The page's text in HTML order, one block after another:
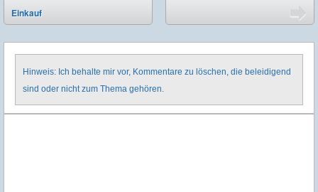
⬅
Einkauf
Hinweis: Ich behalte mir vor, Kommentare zu löschen, die beleidigend
sind oder nicht zum Thema gehören.